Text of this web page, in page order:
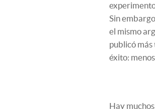
Sin
el mismo
publicó
éxito:
Hay